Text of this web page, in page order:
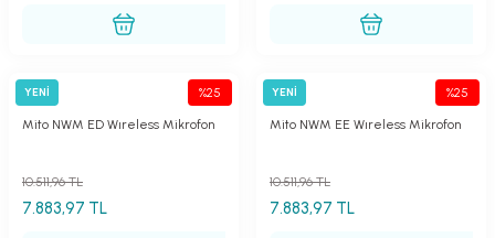
YENİ %25
MİTO
Mito NWM ED Wıreless Mikrofon
7.883,97 TL
10.511,96 TL
YENİ %25
MİTO
Mito NWM EE Wıreless Mikrofon
7.883,97 TL
10.511,96 TL